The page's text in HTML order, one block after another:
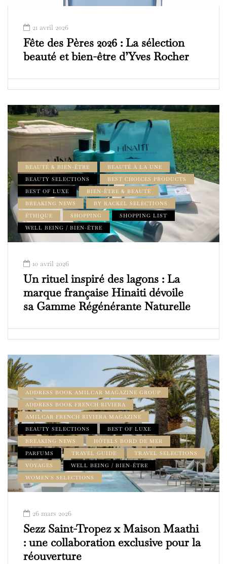
21 avril 2026
Fête des Pères 2026 : La sélection
beauté et bien-être d’Yves Rocher
BEAUTÉ & BIEN-ÊTRE
BEAUTÉ À LA UNE
BEAUTY SELECTIONS
BEST CHOICES PRODUCTS
BEST OF LUXE
BIEN-ÊTRE & BEAUTÉ
BREAKING NEWS
BY RACKEL SELECTIONS
ÉTHIQUE
SHOPPING
SHOPPING LIST
WELL BEING / BIEN-ÊTRE
10 avril 2026
Un rituel inspiré des lagons : La
marque française Hinaiti dévoile
sa Gamme Régénérante Naturelle
ADDRESS BOOK AMILCAR MAGAZINE GROUP
ADDRESS BOOK FRENCH RIVIERA
AMILCAR FRENCH RIVIERA MAGAZINE
BEAUTY SELECTIONS
BEST OF LUXE
BREAKING NEWS
HÔTELS BORD DE MER
PARFUMS
TRAVEL GUIDE
TRAVEL SELECTIONS
VOYAGES
WELL BEING / BIEN-ÊTRE
WOMEN'S SELECTIONS
26 mars 2026
Sezz Saint-Tropez x Maison Maathi
: une collaboration exclusive pour la
réouverture